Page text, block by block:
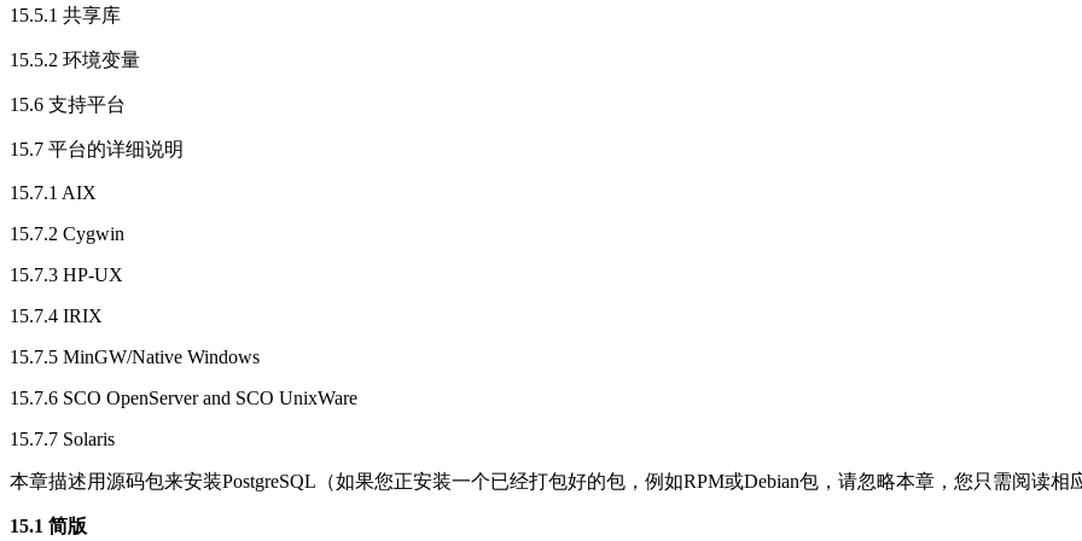
15.5.1 共享库
15.5.2 环境变量
15.6 支持平台
15.7 平台的详细说明
15.7.1 AIX
15.7.2 Cygwin
15.7.3 HP-UX
15.7.4 IRIX
15.7.5 MinGW/Native Windows
15.7.6 SCO OpenServer and SCO UnixWare
15.7.7 Solaris
本章描述用源码包来安装PostgreSQL（如果您正安装一个已经打包好的包，例如RPM或Debian包，请忽略本章，您只需阅读相
15.1 简版